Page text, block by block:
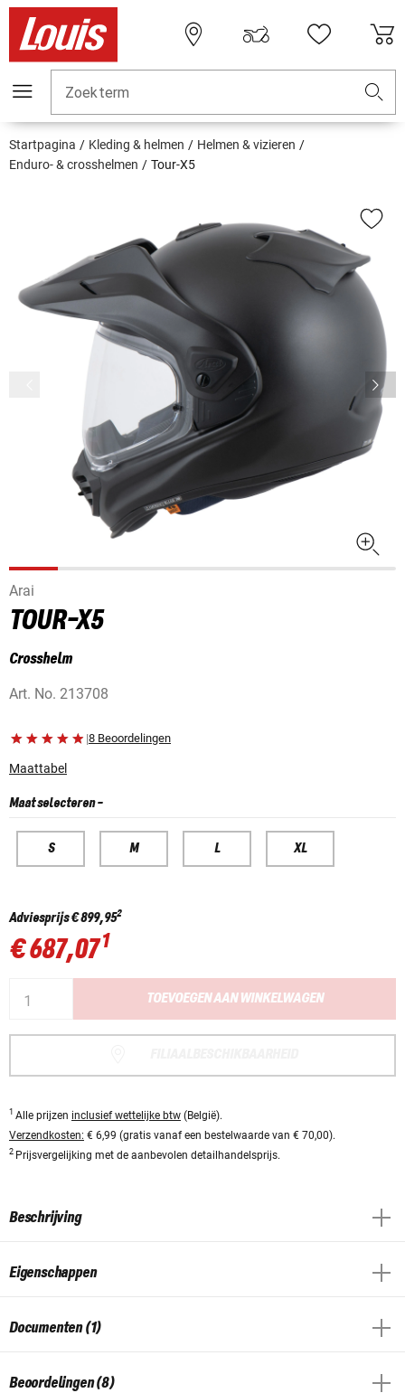
Zoekterm
Startpagina Kleding & helmen
Helmen & vizieren
Enduro- & crosshelmen
Tour-X5
Arai
TOUR-X5
Crosshelm
Art. No. 213708
|8 Beoordelingen
Maattabel
Maat selecteren-
S M L XL
Adviesprijs€ 899,952
€ 687,071
TOEVOEGEN AAN WINKELWAGEN
1 Alle prijzen inclusief wettelijke btw (België).
Verzendkosten: € 6,99 (gratis vanaf een bestelwaarde van € 70,00).
2 Prijsvergelijking met de aanbevolen detailhandelsprijs.
Beschrijving
Eigenschappen
Documenten (1)
Beoordelingen (8)